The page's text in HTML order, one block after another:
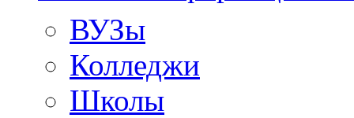
ВУЗы
Колледжи
Школы